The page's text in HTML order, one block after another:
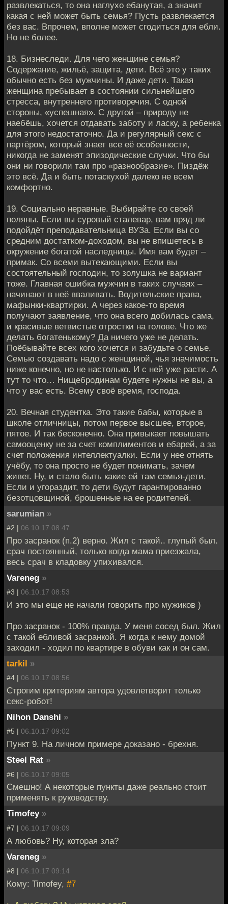
развлекаться, то она наглухо ебанутая, а значит
какая с ней может быть семья? Пусть развлекается
без вас. Впрочем, вполне может сгодиться для ебли.
Но не более.
18. Бизнеследи. Для чего женщине семья?
Содержание, жильё, защита, дети. Всё это у таких
обычно есть без мужчины. И даже дети. Такая
женщина пребывает в состоянии сильнейшего
стресса, внутреннего противоречия. С одной
стороны, «успешная». С другой – природу не
наебёшь, хочется отдавать заботу и ласку, а ребенка
для этого недостаточно. Да и регулярный секс с
партёром, который знает все её особенности,
никогда не заменят эпизодические случки. Что бы
они ни говорили там про «разнообразие». Пиздёж
это всё. Да и быть потаскухой далеко не всем
комфортно.
19. Социально неравные. Выбирайте со своей
поляны. Если вы суровый сталевар, вам вряд ли
подойдёт преподавательница ВУЗа. Если вы со
средним достатком-доходом, вы не впишетесь в
окружение богатой наследницы. Имя вам будет –
примак. Со всеми вытекающими. Если вы
состоятельный господин, то золушка не вариант
тоже. Главная ошибка мужчин в таких случаях –
начинают в неё вваливать. Водительские права,
мафынки-квартирки. А через какое-то время
получают заявление, что она всего добилась сама,
и красивые ветвистые отростки на голове. Что же
делать богатенькому? Да ничего уже не делать.
Поёбывайте всех кого хочется и забудьте о семье.
Семью создавать надо с женщиной, чья значимость
ниже конечно, но не настолько. И с ней уже расти. А
тут то что… Нищебродинам будете нужны не вы, а
что у вас есть. Всему своё время, господа.
20. Вечная студентка. Это такие бабы, которые в
школе отличницы, потом первое высшее, второе,
пятое. И так бесконечно. Она привыкает повышать
самооценку не за счет комплиментов и ебарей, а за
счет положения интеллектуалки. Если у нее отнять
учёбу, то она просто не будет понимать, зачем
живет. Ну, и стало быть какие ей там семья-дети.
Если и угораздит, то дети будут гарантированно
безотцовщиной, брошенные на ее родителей.
sarumian »
#2 | 06.10.17 08:47
Про засранок (п.2) верно. Жил с такой.. глупый был.
срач постоянный, только когда мама приезжала,
весь срач в кладовку упихивался.
Vareneg »
#3 | 06.10.17 08:53
И это мы еще не начали говорить про мужиков )
Про засранок - 100% правда. У меня сосед был. Жил
с такой ебливой засранкой. Я когда к нему домой
заходил - ходил по квартире в обуви как и он сам.
tarkil »
#4 | 06.10.17 08:56
Строгим критериям автора удовлетворит только
секс-робот!
Nihon Danshi »
#5 | 06.10.17 09:02
Пункт 9. На личном примере доказано - брехня.
Steel Rat »
#6 | 06.10.17 09:05
Смешно! А некоторые пункты даже реально стоит
применять к руководству.
Timofey »
#7 | 06.10.17 09:09
А любовь? Ну, которая зла?
Vareneg »
#8 | 06.10.17 09:14
Кому: Timofey, #7